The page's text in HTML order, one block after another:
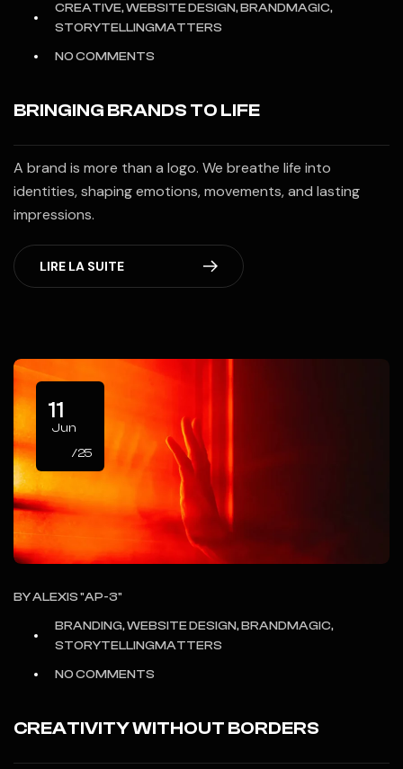
CREATIVE, WEBSITE DESIGN, BRANDMAGIC,
STORYTELLINGMATTERS
NO COMMENTS
BRINGING BRANDS TO LIFE
A brand is more than a logo. We breathe life into
identities, shaping emotions, movements, and lasting
impressions.
LIRE LA SUITE
11
Jun
/25
BYALEXIS "AP-3"
BRANDING, WEBSITE DESIGN, BRANDMAGIC,
STORYTELLINGMATTERS
NO COMMENTS
CREATIVITY WITHOUT BORDERS